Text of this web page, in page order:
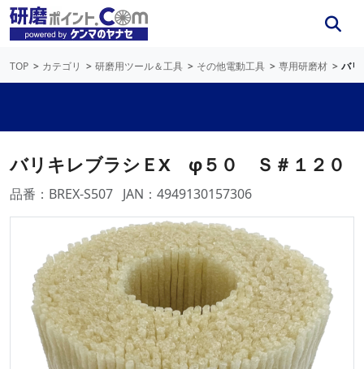
TOP カテゴリ 研磨用ツール＆工具 その他電動工具 専用研磨材 バ
バリキレブラシＥX φ５０ Ｓ＃１２０
品番：BREX-S507 JAN：4949130157306